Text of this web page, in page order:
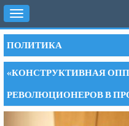
Toggle
navigation
ПОЛИТИКА
«КОНСТРУКТИВНАЯ
РЕВОЛЮЦИОНЕРОВ В